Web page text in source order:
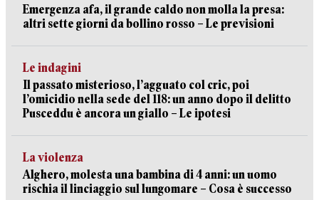
Emergenza afa, il grande caldo non molla la presa:
altri sette giorni da bollino rosso – Le previsioni
Le indagini
Il passato misterioso, l’agguato col cric, poi
l’omicidio nella sede del 118: un anno dopo il delitto
Pusceddu è ancora un giallo – Le ipotesi
La violenza
Alghero, molesta una bambina di 4 anni: un uomo
rischia il linciaggio sul lungomare – Cosa è successo